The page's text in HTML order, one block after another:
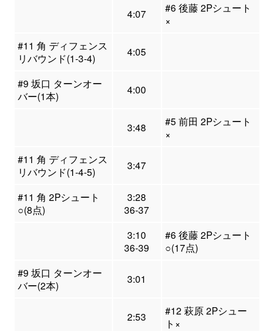
4:07
#6 後藤 2Pシュート
×
#11 角 ディフェンス
リバウンド(1-3-4)
4:05
#9 坂口 ターンオー
バー(1本)
4:00
3:48
#5 前田 2Pシュート
×
#11 角 ディフェンス
リバウンド(1-4-5)
3:47
#11 角 2Pシュート
○(8点)
3:28
36-37
3:10
36-39
#6 後藤 2Pシュート
○(17点)
#9 坂口 ターンオー
バー(2本)
3:01
2:53
#12 萩原 2Pシュー
ト×